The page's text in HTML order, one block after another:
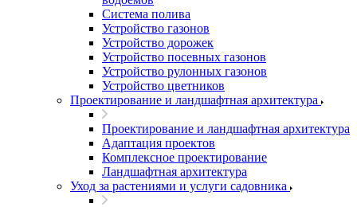
Система полива
Устройство газонов
Устройство дорожек
Устройство посевных газонов
Устройство рулонных газонов
Устройство цветников
Проектирование и ландшафтная архитектура
Проектирование и ландшафтная архитектура
Адаптация проектов
Комплексное проектирование
Ландшафтная архитектура
Уход за растениями и услуги садовника